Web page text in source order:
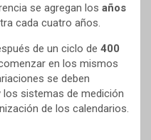
se agregan los años
cada cuatro años.
de un ciclo de 400
en los mismos
se deben
los sistemas de medición
de los calendarios.